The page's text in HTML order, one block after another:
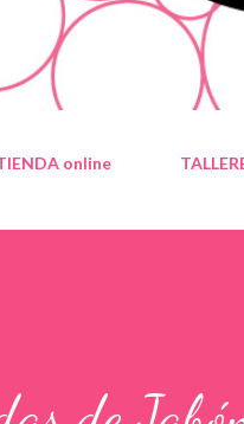
online